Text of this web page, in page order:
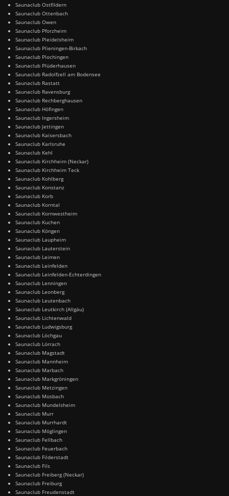
Saunaclub Ostfildern
Saunaclub Ottenbach
Saunaclub Owen
Saunaclub Pforzheim
Saunaclub Pleidelsheim
Saunaclub Plieningen-Birkach
Saunaclub Plochingen
Saunaclub Plüderhausen
Saunaclub Radolfzell am Bodensee
Saunaclub Rastatt
Saunaclub Ravensburg
Saunaclub Rechberghausen
Saunaclub Höfingen
Saunaclub Ingersheim
Saunaclub Jettingen
Saunaclub Kaisersbach
Saunaclub Karlsruhe
Saunaclub Kehl
Saunaclub Kirchheim (Neckar)
Saunaclub Kirchheim Teck
Saunaclub Kohlberg
Saunaclub Konstanz
Saunaclub Korb
Saunaclub Korntal
Saunaclub Kornwestheim
Saunaclub Kuchen
Saunaclub Köngen
Saunaclub Laupheim
Saunaclub Lauterstein
Saunaclub Leimen
Saunaclub Leinfelden
Saunaclub Leinfelden-Echterdingen
Saunaclub Lenningen
Saunaclub Leonberg
Saunaclub Leutenbach
Saunaclub Leutkirch (Allgäu)
Saunaclub Lichtenwald
Saunaclub Ludwigsburg
Saunaclub Löchgau
Saunaclub Lörrach
Saunaclub Magstadt
Saunaclub Mannheim
Saunaclub Marbach
Saunaclub Markgröningen
Saunaclub Metzingen
Saunaclub Mosbach
Saunaclub Mundelsheim
Saunaclub Murr
Saunaclub Murrhardt
Saunaclub Möglingen
Saunaclub Fellbach
Saunaclub Feuerbach
Saunaclub Filderstadt
Saunaclub Fils
Saunaclub Freiberg (Neckar)
Saunaclub Freiburg
Saunaclub Freudenstadt